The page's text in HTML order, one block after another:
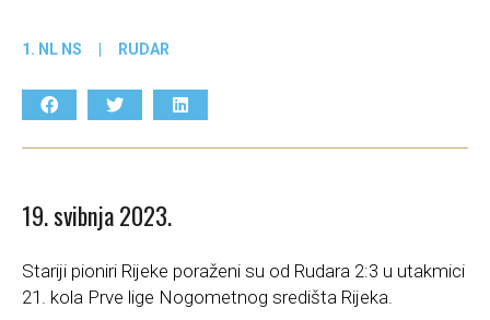
1. NL NS | RUDAR
19. svibnja 2023.
Stariji pioniri Rijeke poraženi su od Rudara 2:3 u utakmici
21. kola Prve lige Nogometnog središta Rijeka.